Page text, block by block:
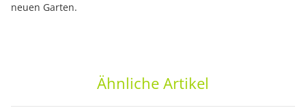
neuen Garten.
Ähnliche Artikel